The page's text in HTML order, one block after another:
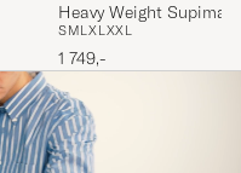
Heavy Weight Supima
Long Sleeve T-Shirt
SMLXLXXL
1 749,-